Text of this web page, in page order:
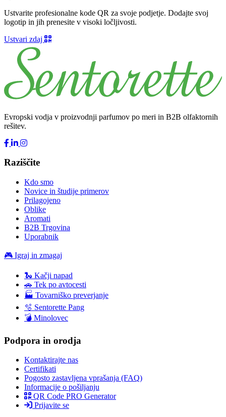
Ustvarite profesionalne kode QR za svoje podjetje. Dodajte svoj
logotip in jih prenesite v visoki ločljivosti.
Ustvari zdaj
Evropski vodja v proizvodnji parfumov po meri in B2B olfaktornih
rešitev.
Raziščite
Kdo smo
Novice in študije primerov
Prilagojeno
Oblike
Aromati
B2B Trgovina
Uporabnik
🎮 Igraj in zmagaj
🐍 Kačji napad
🚗 Tek po avtocesti
🏭 Tovarniško preverjanje
🫧 Sentorette Pang
💣 Minolovec
Podpora in orodja
Kontaktirajte nas
Certifikati
Pogosto zastavljena vprašanja (FAQ)
Informacije o pošiljanju
QR Code PRO Generator
Prijavite se